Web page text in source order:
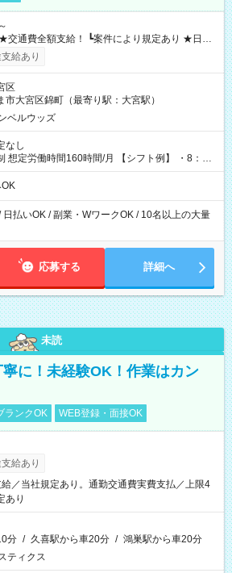
あり） ┗働いたその日に現金GET♪ お仕事後はコ
い分を引き落とせます！ 【試用期間】試
給あり
区
市大宮区錦町（最寄り駅：大宮駅）
ベルウッズ
なし
時間160時間/月 【シフト例】 ・8：00
日払いOK / 副業・WワークOK / 10名以上の大量
応募する 詳細へ
未読
に！未経験OK！作業はカン
ランクOK WEB登録・面接OK
給あり
／当社規定あり。通勤交通費実費支払／上限4
あり
分 / 久喜駅から車20分 / 鴻巣駅から車20分
ティクス